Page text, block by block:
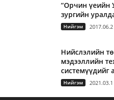
“Орчин үеийн
зургийн
Нийгэм 2017.06.2
Нийслэлийн
мэдээллийн
системүүдийг
Нийгэм 2021.03.1